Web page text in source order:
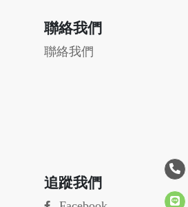
聯絡我們
聯絡我們
追蹤我們